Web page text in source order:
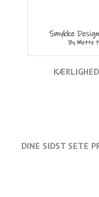
DINE SIDST SETE